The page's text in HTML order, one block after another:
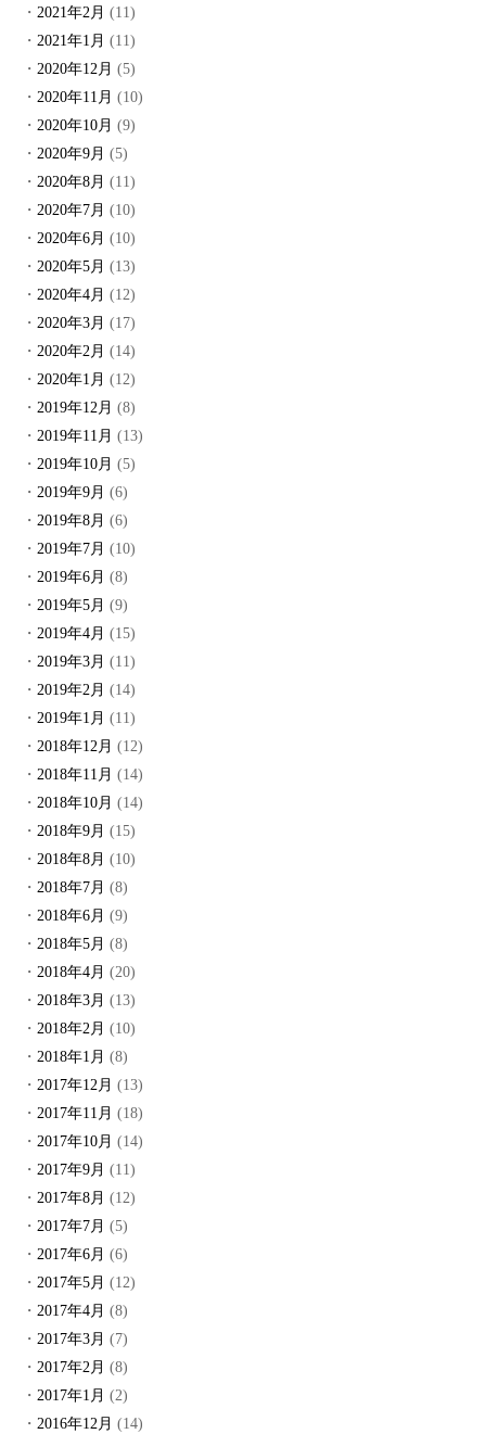
2021年2月 (11)
2021年1月 (11)
2020年12月 (5)
2020年11月 (10)
2020年10月 (9)
2020年9月 (5)
2020年8月 (11)
2020年7月 (10)
2020年6月 (10)
2020年5月 (13)
2020年4月 (12)
2020年3月 (17)
2020年2月 (14)
2020年1月 (12)
2019年12月 (8)
2019年11月 (13)
2019年10月 (5)
2019年9月 (6)
2019年8月 (6)
2019年7月 (10)
2019年6月 (8)
2019年5月 (9)
2019年4月 (15)
2019年3月 (11)
2019年2月 (14)
2019年1月 (11)
2018年12月 (12)
2018年11月 (14)
2018年10月 (14)
2018年9月 (15)
2018年8月 (10)
2018年7月 (8)
2018年6月 (9)
2018年5月 (8)
2018年4月 (20)
2018年3月 (13)
2018年2月 (10)
2018年1月 (8)
2017年12月 (13)
2017年11月 (18)
2017年10月 (14)
2017年9月 (11)
2017年8月 (12)
2017年7月 (5)
2017年6月 (6)
2017年5月 (12)
2017年4月 (8)
2017年3月 (7)
2017年2月 (8)
2017年1月 (2)
2016年12月 (14)